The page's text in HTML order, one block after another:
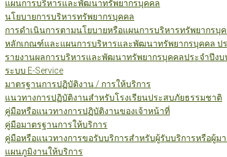
แผนการบริหารและพัฒนาทรัพยากรบุคคล
นโยบายการบริหารทรัพยากรบุคคล
การดำเนินการตามนโยบายหรือแผนการบริหารทรัพยากรบุ
หลักเกณฑ์และแผนการบริหารและพัฒนาทรัพยากรบุคคล ป
รายงานผลการบริหารและพัฒนาทรัพยากรบุคคลประจำปีงบ
ระบบ E-Service
มาตรฐานการปฏิบัติงาน / การให้บริการ
แนวทางการปฏิบัติงานสำหรับโรงเรียนประสบภัยธรรมชาติ
คู่มือหรือแนวทางการปฏิบัติงานของเจ้าหน้าที่
คู่มือมาตรฐานการให้บริการ
คู่มือหรือแนวทางการขอรับบริการสำหรับผู้รับบริการหรือผู้ม
แผนภูมิงานให้บริการ